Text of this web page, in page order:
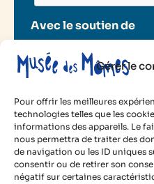
Gérer le
Pour offrir les meilleures
technologies telles que les
informations des appareils. Le
nous permettra de traiter des
de navigation ou les ID uniques
consentir ou de retirer son
négatif sur certaines
Avec le soutien de
2025
Politique